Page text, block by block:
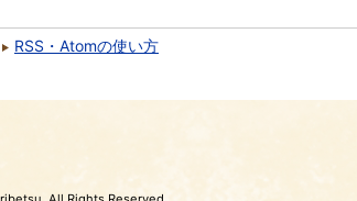
RSS・Atomの使い方